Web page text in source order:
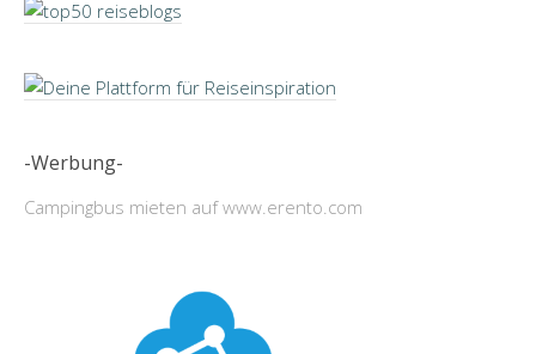
-Werbung-
Campingbus mieten auf www.erento.com